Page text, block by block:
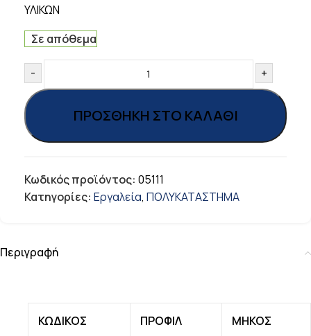
ΥΛΙΚΩΝ
Σε απόθεμα
- +
ΠΡΟΣΘΉΚΗ ΣΤΟ ΚΑΛΆΘΙ
Κωδικός προϊόντος: 05111
Κατηγορίες: Εργαλεία, ΠΟΛΥΚΑΤΑΣΤΗΜΑ
Περιγραφή
ΚΩΔΙΚΟΣ ΠΡΟΦΙΛ ΜΗΚΟΣ